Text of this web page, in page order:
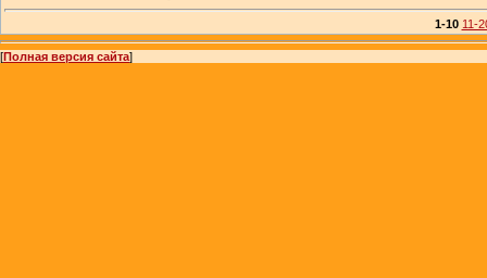
1-10 11-
[Полная версия сайта]